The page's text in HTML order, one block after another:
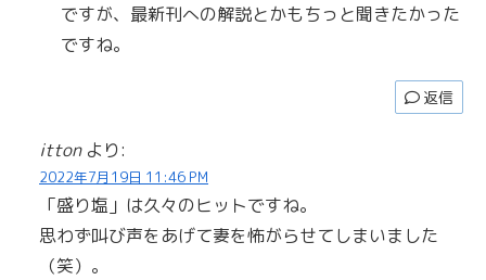
ですが、最新刊への解説とかもちっと聞きたかった
ですね。
返信
itton より:
2022年7月19日 11:46 PM
「盛り塩」は久々のヒットですね。
思わず叫び声をあげて妻を怖がらせてしまいました
（笑）。